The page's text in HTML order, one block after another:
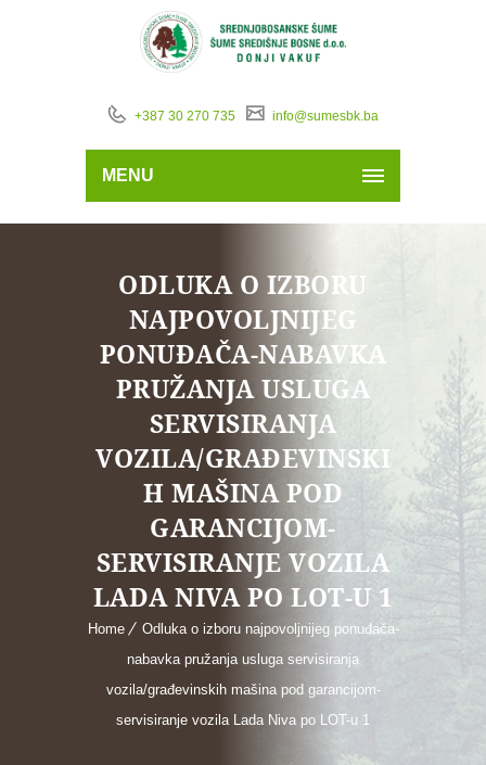
+387 30 270 735 info@sumesbk.ba
MENU
ODLUKA O IZBORU
NAJPOVOLJNIJEG
PONUĐAČA-NABAVKA
PRUŽANJA USLUGA
SERVISIRANJA
VOZILA/GRAĐEVINSKI
H MAŠINA POD
GARANCIJOM-
SERVISIRANJE VOZILA
LADA NIVA PO LOT-U 1
Home
Odluka o izboru najpovoljnijeg ponuđača-
nabavka pružanja usluga servisiranja
vozila/građevinskih mašina pod garancijom-
servisiranje vozila Lada Niva po LOT-u 1